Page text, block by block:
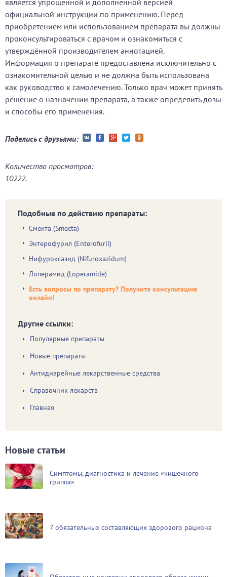
является упрощённой и дополненной версией
официальной инструкции по применению. Перед
приобретением или использованием препарата вы должны
проконсультироваться с врачом и ознакомиться с
утверждённой производителем аннотацией.
Информация о препарате предоставлена исключительно с
ознакомительной целью и не должна быть использована
как руководство к самолечению. Только врач может принять
решение о назначении препарата, а также определить дозы
и способы его применения.
Поделись с друзьями:
Количество просмотров:
10222.
Подобные по действию препараты:
Смекта (Smecta)
Энтерофурил (Enterofuril)
Нифуроксазид (Nifuroxazidum)
Лоперамид (Loperamide)
Есть вопросы по препарату? Получите консультацию
онлайн!
Другие ссылки:
Популярные препараты
Новые препараты
Антидиарейные лекарственные средства
Справочник лекарств
Главная
Новые статьи
Симптомы, диагностика и лечение «кишечного
гриппа»
7 обязательных составляющих здорового рациона